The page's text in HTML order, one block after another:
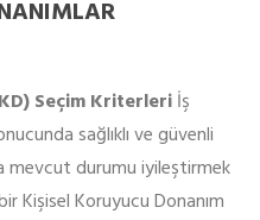
Seçim Kriterleri İş
sağlıklı ve güvenli
mevcut durumu iyileştirmek
Kişisel Koruyucu Donanım